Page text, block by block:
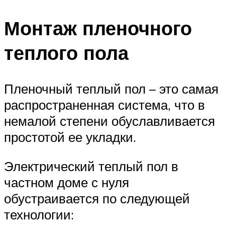
Монтаж пленочного
теплого пола
Пленочный теплый пол – это самая
распространенная система, что в
немалой степени обуславливается
простотой ее укладки.
Электрический теплый пол в
частном доме с нуля
обустраивается по следующей
технологии: